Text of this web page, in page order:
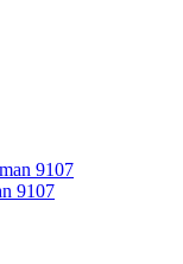
9107